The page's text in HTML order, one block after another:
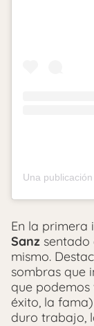
En la primera
Sanz sentado
mismo.
sombras que
que
éxito, la
duro trabajo,